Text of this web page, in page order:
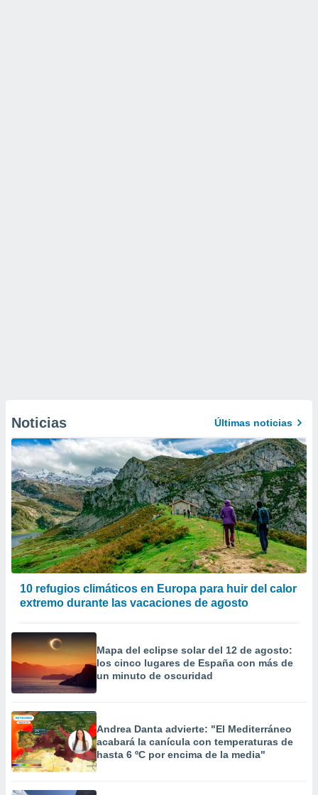
Noticias Últimas noticias
10 refugios climáticos en Europa para huir del calor
extremo durante las vacaciones de agosto
Mapa del eclipse solar del 12 de agosto:
los cinco lugares de España con más de
un minuto de oscuridad
Andrea Danta advierte: "El Mediterráneo
acabará la canícula con temperaturas de
hasta 6 ºC por encima de la media"